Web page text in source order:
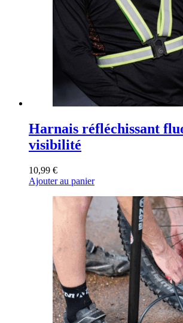
Harnais réfléchissant
visibilité
10,99 €
Ajouter au panier